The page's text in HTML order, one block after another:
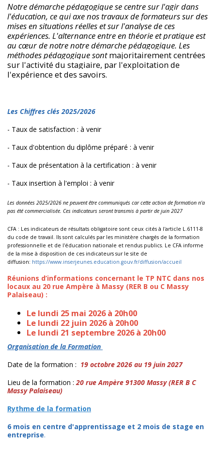
Notre démarche pédagogique se centre sur l'agir dans
l'éducation, ce qui axe nos travaux de formateurs sur des
mises en situations réelles et sur l'analyse de ces
expériences. L'alternance entre en théorie et pratique est
au cœur de notre notre démarche pédagogique. Les
méthodes pédagogique sontmajoritairement centrées
sur l'activité du stagiaire, par l'exploitation de
l'expérience et des savoirs.
Les Chiffres clés 2025/2026
- Taux de satisfaction : à venir
- Taux d'obtention du diplôme préparé : à venir
- Taux de présentation à la certification : à venir
- Taux insertion à l'emploi : à venir
Les données 2025/2026 ne peuvent être communiqués car cette action de formation n'a
pas été commercialisée. Ces indicateurs seront transmis à partir de juin 2027
CFA : Les indicateurs de résultats obligatoire sont ceux cités à l'article L.6111-8
du code de travail. Ils sont calculés par les ministère chargés de la formation
professionnelle et de l'éducation nationale et rendus publics. Le CFA informe
de la mise à disposition de ces indicateurs sur le site de
diffusion: https://www.inserjeunes.education.gouv.fr/diffusion/accueil
Réunions d’informations concernant le TP NTC dans nos
locaux au 20 rue Ampère à Massy (RER B ou C Massy
Palaiseau) :
Le lundi 25 mai 2026 à 20h00
Le lundi 22 juin 2026 à 20h00
Le lundi 21 septembre 2026 à 20h00
Organisation de la Formation
Date de la formation : 19 octobre 2026 au 19 juin 2027
Lieu de la formation : 20 rue Ampère 91300 Massy (RER B C
Massy Palaiseau)
Rythme de la formation
6 mois en centre d'apprentissage et 2 mois de stage en
entreprise.